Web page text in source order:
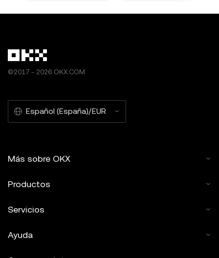
©2017 - 2026 OKX.COM
Español (España)/EUR
Más sobre OKX
Productos
Servicios
Ayuda